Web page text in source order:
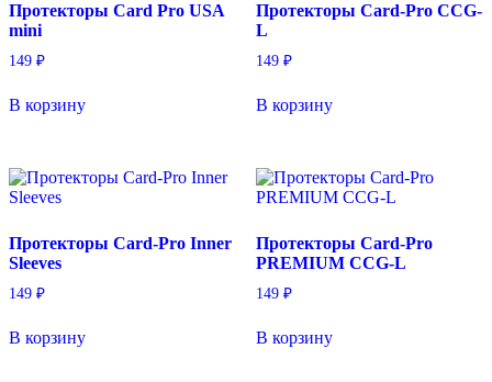
Протекторы Card Pro USA
mini
149 ₽
В корзину
Протекторы Card-Pro CCG-
L
149 ₽
В корзину
Протекторы Card-Pro Inner
Sleeves
149 ₽
В корзину
Протекторы Card-Pro
PREMIUM CCG-L
149 ₽
В корзину